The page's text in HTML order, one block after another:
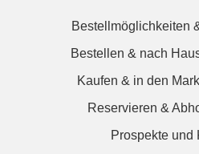
Bestellmöglichkeiten
Bestellen & nach
Kaufen & in den
Reservieren &
Prospekte und